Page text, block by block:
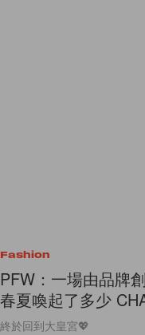
Fashion
PFW：一場由品牌
春夏喚起了多少
終於回到大皇宮💖